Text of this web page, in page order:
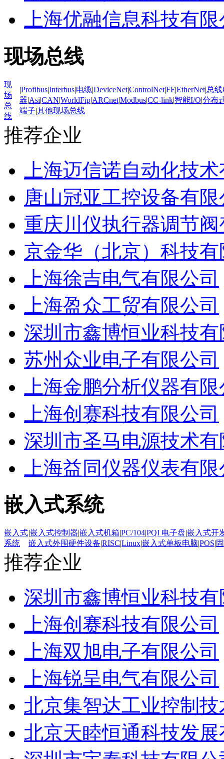
上海优融信息科技有
现场总线
现
场
总
线
|Profibus|Interbus|电缆|DeviceNet|ControlNet|FF|EtherNet|总
器|Asi|CAN|WorldFip|ARCnet|Modbus|CC-link|智能I/O|分布
端子|其他现场总线
推荐企业
上海迈信诺自动化技
唐山冠亚工控设备有
重庆川仪执行器调节
京金华（北京）科技
上海徐吉电气有限公司
上海盈众工贸有限公司
深圳市鑫博恒业科技
苏州众业电子有限公司
上海金鹏分析仪器有
上海创赛科技有限公司
深圳市圣马电源技术
上海益同仪器仪表有
嵌入式系统
嵌入式
系统
|嵌入式控制器|嵌入式机箱|PC/104|PQI 电子盘|嵌入式开
嵌入式外围硬件设备|RISC|Linux|嵌入式单板电脑|POS|
推荐企业
深圳市鑫博恒业科技
上海创赛科技有限公司
上海双旭电子有限公司
上海锐呈电气有限公司
北京集智达工业控制
北京天睦恒通科技发